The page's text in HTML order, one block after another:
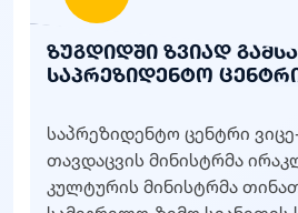
ზუგდიდში ზვიად
საპრეზიდენტო
საპრეზიდენტო ცენტრი
თავდაცვის მინისტრმა
კულტურის მინისტრმა